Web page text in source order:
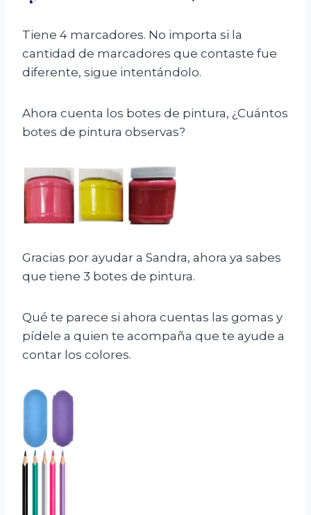
Tiene 4 marcadores. No importa si la
cantidad de marcadores que contaste fue
diferente, sigue intentándolo.
Ahora cuenta los botes de pintura, ¿Cuántos
botes de pintura observas?
Gracias por ayudar a Sandra, ahora ya sabes
que tiene 3 botes de pintura.
Qué te parece si ahora cuentas las gomas y
pídele a quien te acompaña que te ayude a
contar los colores.